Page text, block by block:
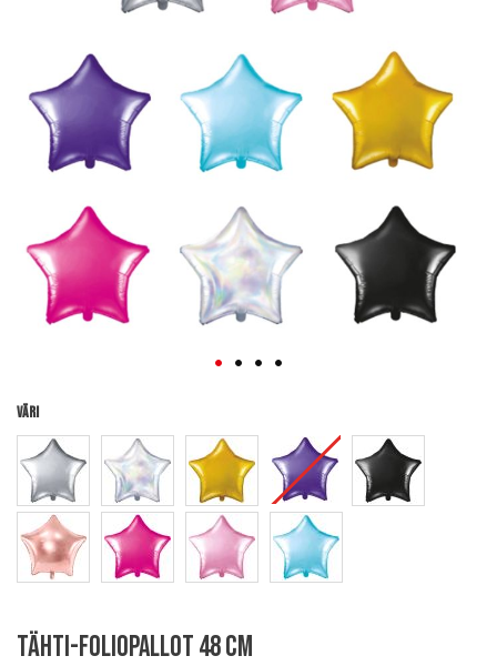
Väri
to
Tähti-foliopallot 48 cm